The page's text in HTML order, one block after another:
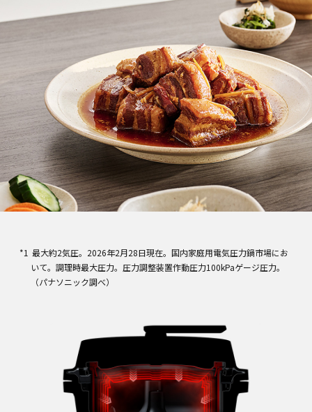
最大約2気圧。2026年2月28日現在。国内家庭用電気圧力鍋市場にお
いて。調理時最大圧力。圧力調整装置作動圧力100kPaゲージ圧力。
（パナソニック調べ）